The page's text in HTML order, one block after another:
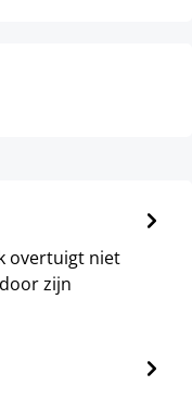
overtuigt niet
zijn